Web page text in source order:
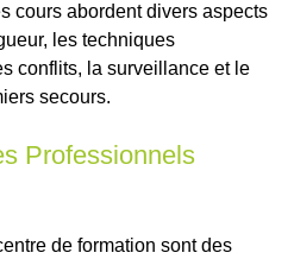
cours abordent divers aspects
les techniques
conflits, la surveillance et le
secours.
Professionnels
de formation sont des